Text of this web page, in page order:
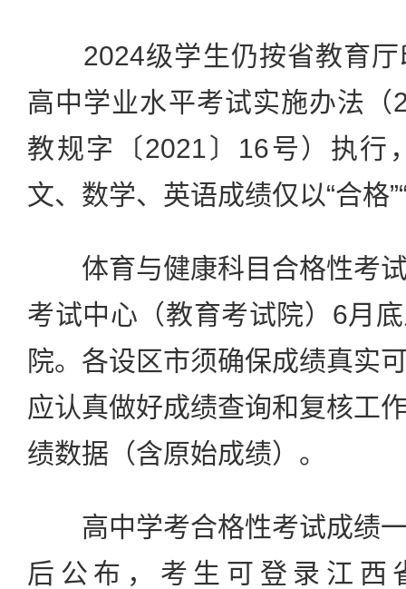
2024级学生仍按省教育厅
高中学业水平考试实施办法（
教规字〔2021〕16号）执行
文、数学、英语成绩仅以“合格
体育与健康科目合格性考试
考试中心（教育考试院）6月
院。各设区市须确保成绩真实
应认真做好成绩查询和复核工
绩数据（含原始成绩）。
高中学考合格性考试成绩一
后公布，考生可登录江西